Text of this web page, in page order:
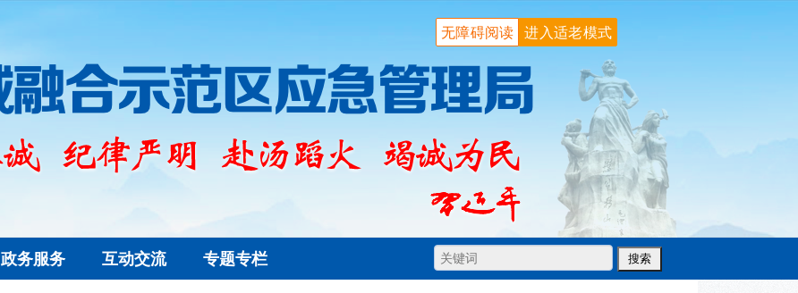
进入适老模式
无障碍阅读
政务服务 互动交流 专题专栏